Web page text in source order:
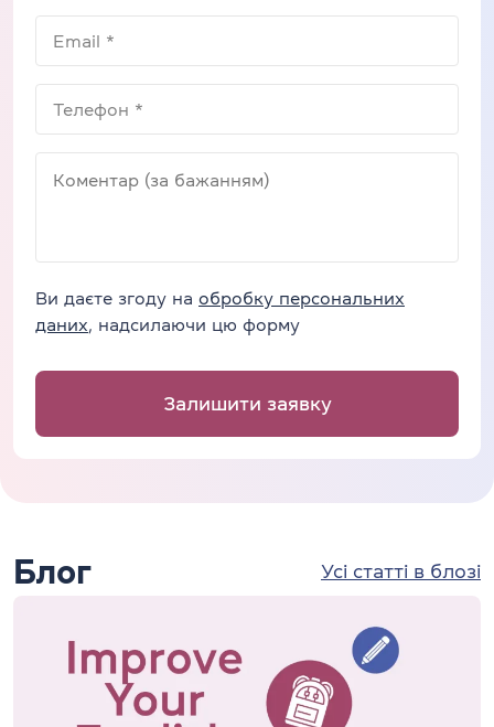
Ви даєте згоду на обробку персональних
даних , надсилаючи цю форму
Залишити заявку
Блог Усі статті в блозі